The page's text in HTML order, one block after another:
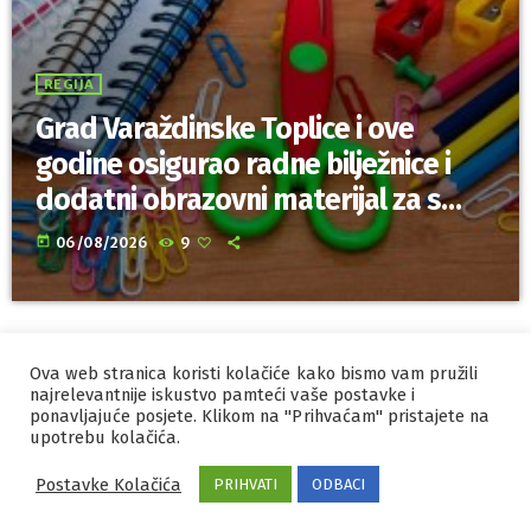
REGIJA
Grad Varaždinske Toplice i ove
godine osigurao radne bilježnice i
dodatni obrazovni materijal za sve
osnovnoškolce
today 06/08/2026 9
IZRADA I HOSTINGORBIS
MARKETING
PRAVILA PRIVATNOSTI
Ova web stranica koristi kolačiće kako bismo vam pružili
najrelevantnije iskustvo pamteći vaše postavke i
ponavljajuće posjete. Klikom na "Prihvaćam" pristajete na
upotrebu kolačića.
Postavke Kolačića PRIHVATI ODBACI